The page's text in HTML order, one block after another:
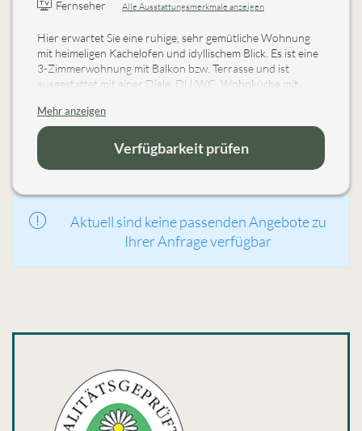
Fernseher Alle Ausstattungsmerkmale anzeigen
Hier erwartet Sie eine ruhige, sehr gemütliche Wohnung
mit heimeligen Kachelofen und idyllischem Blick. Es ist eine
3-Zimmerwohnung mit Balkon bzw. Terrasse und ist
ausgestattet mit einer Diele, DU/WC, Wohnküche mit
Geschirrspüler, Backofen, Kachelofen, Ofenliege mit Flat-
Sat-TV und Eckbank mit Tisch und Stühlen. Kinderzimmer
mit Stockbett u. Einzelbett. Im Elternschlafzimmer befindet
sich ein Doppelbett u. Couch mit Flat-Sat-TV. Den
Mehr anzeigen
Verfügbarkeit prüfen
Aktuell sind keine passenden Angebote zu
Ihrer Anfrage verfügbar